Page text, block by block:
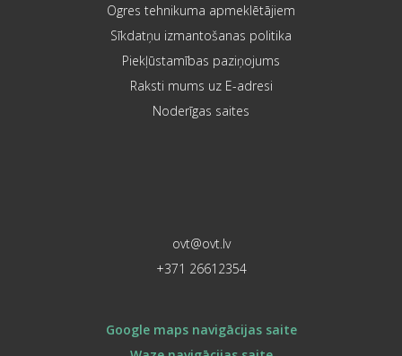
Ogres tehnikuma apmeklētājiem
Sīkdatņu izmantošanas politika
Piekļūstamības paziņojums
Raksti mums uz E-adresi
Noderīgas saites
ovt@ovt.lv
+371 26612354
Google maps navigācijas saite